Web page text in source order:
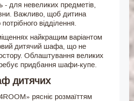
- для невеликих предметів,
Важливо, щоб дитина
відділення.
найкращим варіантом
дитячий шафа, що не
Облаштування великих
придбання шафи-купе.
дитячих
рясніє розмаїттям